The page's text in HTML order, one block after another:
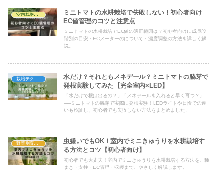
室内栽培の基礎知識
ミニトマトの水耕栽培で失敗しない！初心者向け
EC値管理のコツと注意点
ミニトマトの水耕栽培でEC値の適正範囲は？初心者向けに成長段
階別の目安・ECメーターのについて・濃度調整の方法を詳しく解
説。
水だけ？それともメネデール？ミニトマトの脇芽で
発根実験してみた【完全室内×LED】
「水だけで根は出るの？」「メネデールを入れると早く育つ？」
──ミニトマトの脇芽で実際に発根実験！LEDライトや日陰での違
いも検証し、初心者でも失敗しない方法をまとめました。
虫嫌いでもOK！室内でミニきゅうりを水耕栽培す
る方法とコツ【初心者向け】
初心者でも大丈夫！室内でミニきゅうりを水耕栽培する方法を、種
まき・支柱・EC管理・収穫まで、やさしく解説します。